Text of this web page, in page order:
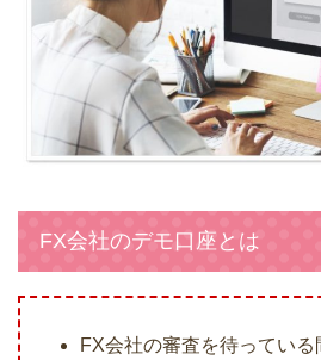
FX会社のデモ口座とは
FX会社の審査を待ってい